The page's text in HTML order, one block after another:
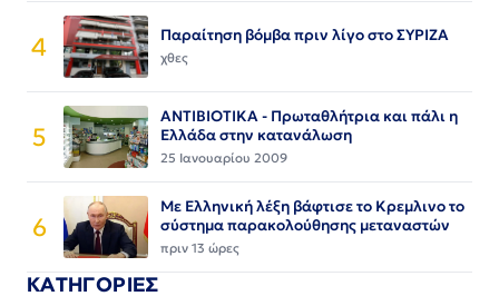
4 Παραίτηση βόμβα πριν λίγο στο ΣΥΡΙΖΑ
χθες
5
ΑΝΤΙΒΙΟΤΙΚΑ - Πρωταθλήτρια και πάλι η
Ελλάδα στην κατανάλωση
25 Ιανουαρίου 2009
6
Με Ελληνική λέξη βάφτισε το Κρεμλινο το
σύστημα παρακολούθησης μεταναστών
πριν 13 ώρες
ΚΑΤΗΓΟΡΙΕΣ